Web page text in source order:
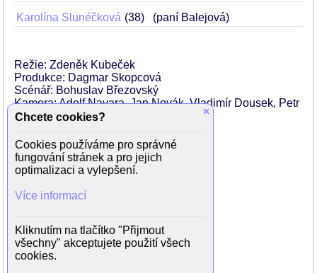
Karolína Slunéčková 38 (paní Balejová)
Režie: Zdeněk Kubeček
Produkce: Dagmar Skopcová
Scénář: Bohuslav Březovský
Kamera: Adolf Navara, Jan Novák, Vladimír Dousek, Petr
Polák
Hrají:
Irena Kačírková (Marta Zemanová)
Radoslav Brzobohatý (Arnošt Zeman)
Karel Šebesta (profesor Hrabák)
Hana Kreihanslová (Tomanová)
Michaela Romanovová (dcera Irena)
Jana Grosmannová (Jiřinka)
×
Chcete cookies?
Cookies používáme pro správné
fungování stránek a pro jejich
optimalizaci a vylepšení.
Více informací
Kliknutím na tlačítko "Přijmout
všechny" akceptujete použití všech
cookies.